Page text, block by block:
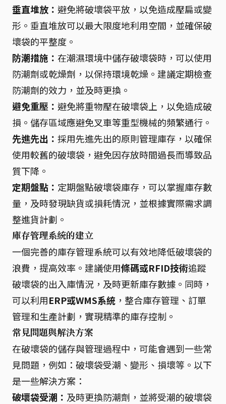
垂直堆放： 避免將破壞袋平放，以免造成壓扁或變
形。垂直堆放可以最大限度地利用空間，並確保破
壞袋的平整度。
防潮措施： 在潮濕環境中儲存破壞袋時，可以使用
防潮劑或乾燥劑，以保持環境乾燥。建議定期檢查
防潮劑的效力，並及時更換。
避免重壓： 避免將重物壓在破壞袋上，以免造成破
損。儲存區域應避免叉車等重型機械的頻繁通行。
先進先出： 採用先進先出的原則管理庫存，以確保
使用較舊的破壞袋，避免因存放時間過長而導致品
質下降。
定期盤點： 定期盤點破壞袋庫存，可以掌握庫存數
量，及時發現缺貨或損耗情況，並根據實際需求調
整進貨計劃。
庫存管理系統的建立
一個完善的庫存管理系統可以有效地降低破壞袋的
浪費，提高效率。建議使用條碼或RFID技術追蹤
破壞袋的出入庫情況，及時更新庫存數據。同時，
可以利用ERP或WMS系統 ，整合庫存管理、訂單
管理和生產計劃，實現精準的庫存控制。
常見問題與解決方案
在破壞袋的儲存與管理過程中，可能會遇到一些常
見問題，例如：破壞袋受潮、變形、損壞等。以下
是一些解決方案：
破壞袋受潮： 及時更換防潮劑，並將受潮的破壞袋